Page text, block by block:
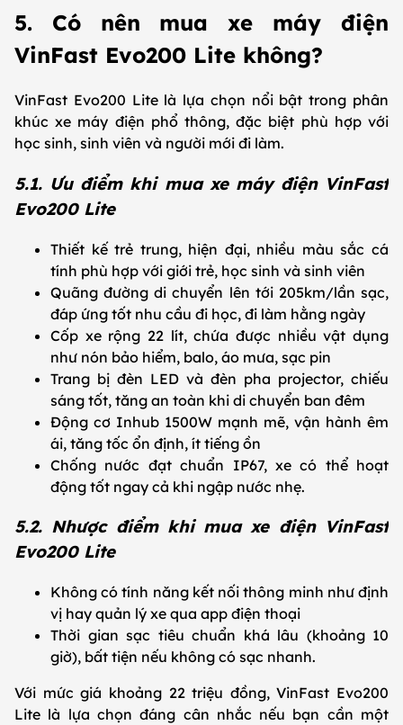
5. Có nên mua xe máy điện
VinFast Evo200 Lite không?
VinFast Evo200 Lite là lựa chọn nổi bật trong phân
khúc xe máy điện phổ thông, đặc biệt phù hợp với
học sinh, sinh viên và người mới đi làm.
5.1. Ưu điểm khi mua xe máy điện VinFast
Evo200 Lite
Thiết kế trẻ trung, hiện đại, nhiều màu sắc cá
tính phù hợp với giới trẻ, học sinh và sinh viên
Quãng đường di chuyển lên tới 205km/lần sạc,
đáp ứng tốt nhu cầu đi học, đi làm hằng ngày
Cốp xe rộng 22 lít, chứa được nhiều vật dụng
như nón bảo hiểm, balo, áo mưa, sạc pin
Trang bị đèn LED và đèn pha projector, chiếu
sáng tốt, tăng an toàn khi di chuyển ban đêm
Động cơ Inhub 1500W mạnh mẽ, vận hành êm
ái, tăng tốc ổn định, ít tiếng ồn
Chống nước đạt chuẩn IP67, xe có thể hoạt
động tốt ngay cả khi ngập nước nhẹ.
5.2. Nhược điểm khi mua xe điện VinFast
Evo200 Lite
Không có tính năng kết nối thông minh như định
vị hay quản lý xe qua app điện thoại
Thời gian sạc tiêu chuẩn khá lâu (khoảng 10
giờ), bất tiện nếu không có sạc nhanh.
Với mức giá khoảng 22 triệu đồng, VinFast Evo200
Lite là lựa chọn đáng cân nhắc nếu bạn cần một